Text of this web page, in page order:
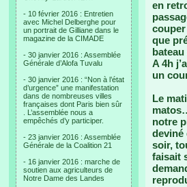
- 10 février 2016 : Entretien
avec Michel Delberghe pour
un portrait de Gilliane dans le
magazine de la CIMADE
- 30 janvier 2016 : Assemblée
Générale d’Alofa Tuvalu
- 30 janvier 2016 : “Non à l’état
d’urgence” une manifestation
dans de nombreuses villes
françaises dont Paris bien sûr
. L’assemblée nous a
empêchés d’y participer.
- 23 janvier 2016 : Assemblée
Générale de la Coalition 21
- 16 janvier 2016 : marche de
soutien aux agriculteurs de
Notre Dame des Landes
en
que
A 4h
un
Le
notre
deviné
soir,
faisait